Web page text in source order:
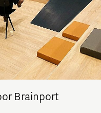
Brainport